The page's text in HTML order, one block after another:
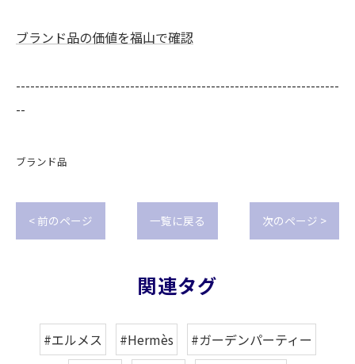
ブランド品の価値を福山で確認
--------------------------------------------------------------------
--
ブランド品
< 前のページ 一覧に戻る 次のページ >
関連タグ
#エルメス #Hermès
#ガーデンパーティー